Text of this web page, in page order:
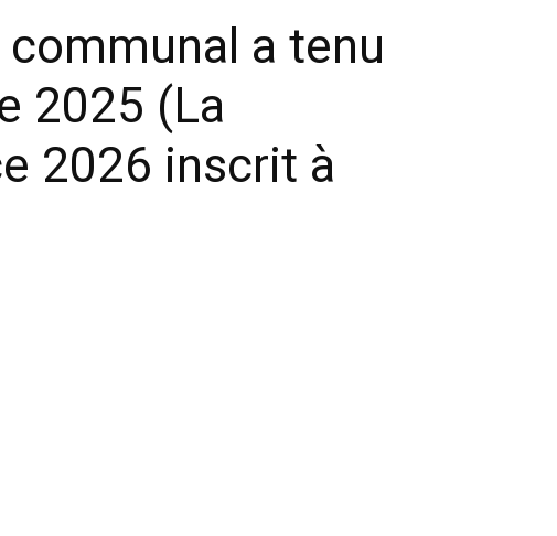
a tenu
2025 (La
2026 inscrit à